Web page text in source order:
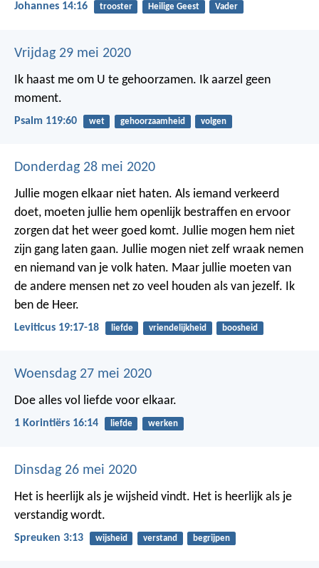
Johannes 14:16 trooster Heilige Geest Vader
Vrijdag 29 mei 2020
Ik haast me om U te gehoorzamen. Ik aarzel geen
moment.
Psalm 119:60 wet gehoorzaamheid volgen
Donderdag 28 mei 2020
Jullie mogen elkaar niet haten. Als iemand verkeerd
doet, moeten jullie hem openlijk bestraffen en ervoor
zorgen dat het weer goed komt. Jullie mogen hem niet
zijn gang laten gaan. Jullie mogen niet zelf wraak nemen
en niemand van je volk haten. Maar jullie moeten van
de andere mensen net zo veel houden als van jezelf. Ik
ben de Heer.
Leviticus 19:17-18 liefde vriendelijkheid boosheid
Woensdag 27 mei 2020
Doe alles vol liefde voor elkaar.
1 Korintiërs 16:14 liefde werken
Dinsdag 26 mei 2020
Het is heerlijk als je wijsheid vindt. Het is heerlijk als je
verstandig wordt.
Spreuken 3:13 wijsheid verstand begrijpen